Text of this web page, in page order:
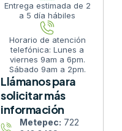
Entrega estimada de 2
a 5 día hábiles
Horario de atención
telefónica: Lunes a
viernes 9am a 6pm.
Sábado 9am a 2pm.
Llámanos para
solicitar más
información
Metepec: 722